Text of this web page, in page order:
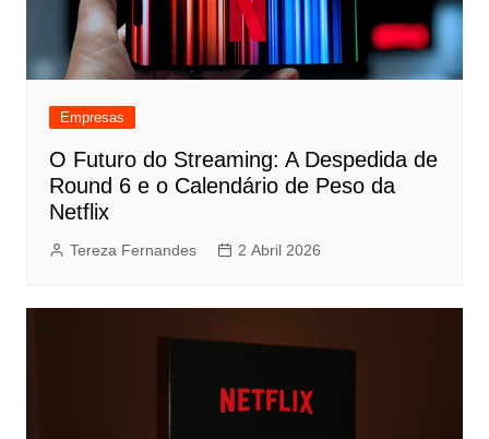
Empresas
O Futuro do Streaming: A Despedida de
Round 6 e o Calendário de Peso da
Netflix
Tereza Fernandes 2 Abril 2026